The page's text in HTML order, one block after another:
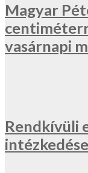
Magyar
vasárnapi
Rendkívüli